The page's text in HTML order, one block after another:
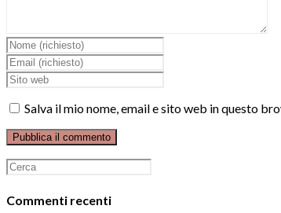
Inserisci
il
tuo
nome
o
nome
utente
per
commentare
Inserisci
il
tuo
indirizzo
per
commentare
Enter
your
website
(optional)
Salva il mio nome, email e sito web in questo
Ricerca
per:
Commenti recenti